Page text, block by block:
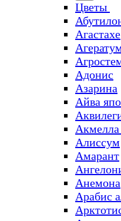
Цветы
Агастахе
Адонис
Азарина
Айва
Алиссум
Амарант
Анемона
Арабис